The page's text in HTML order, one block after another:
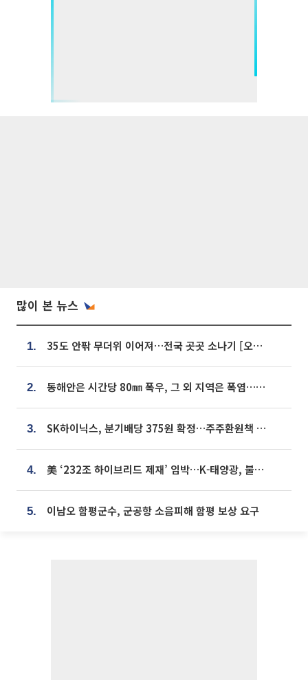
많이 본 뉴스
1. 35도 안팎 무더위 이어져…전국 곳곳 소나기 [오늘 날씨]
2. 동해안은 시간당 80㎜ 폭우, 그 외 지역은 폭염…‘극과 극 날씨’
3. SK하이닉스, 분기배당 375원 확정…주주환원책 9월로 앞당겨 발표
4. 美 ‘232조 하이브리드 제재’ 임박…K-태양광, 불확실성 털고 날개 다나
5. 이남오 함평군수, 군공항 소음피해 함평 보상 요구